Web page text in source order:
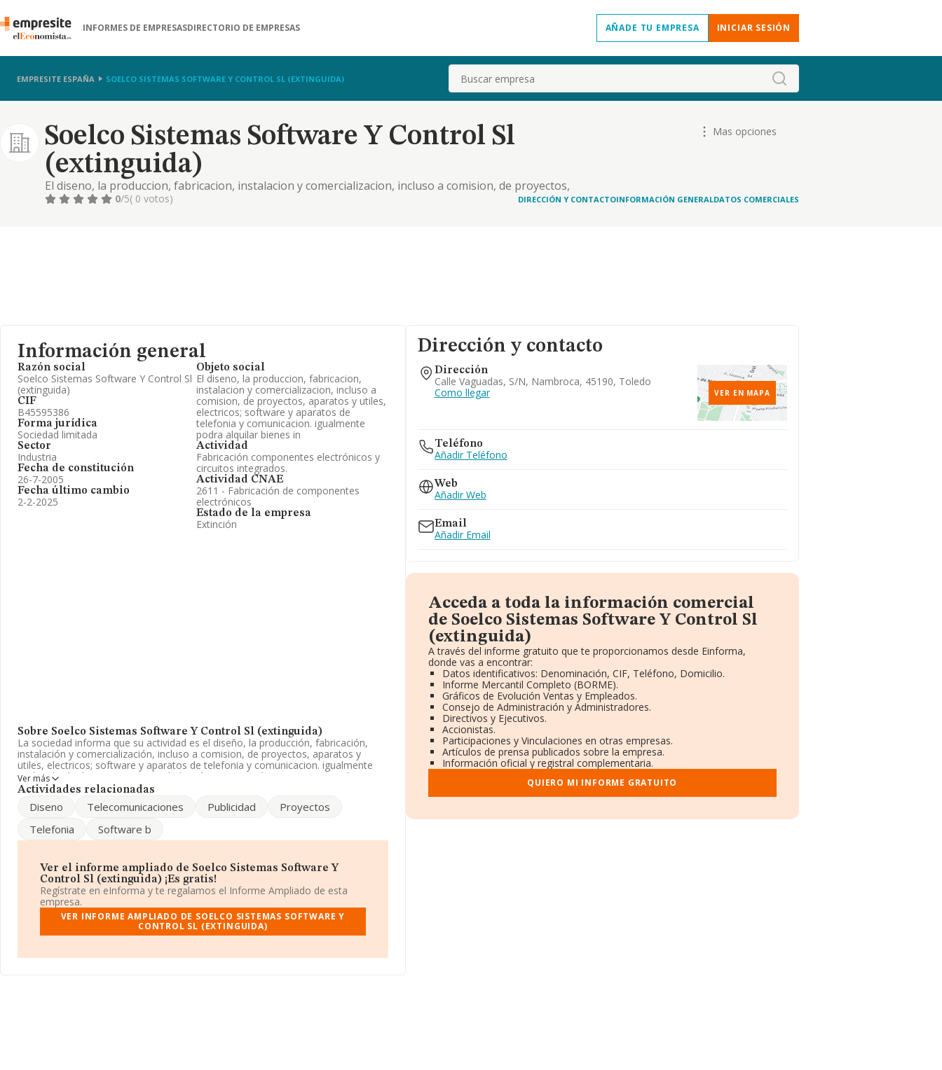
INFORMES DE EMPRESASDIRECTORIO DE EMPRESAS AÑADE TU EMPRESA INICIAR SESIÓN
EMPRESITE ESPAÑA SOELCO SISTEMAS SOFTWARE Y CONTROL SL (EXTINGUIDA) Buscar
Soelco Sistemas Software Y Control Sl
(extinguida)
El diseno, la produccion, fabricacion, instalacion y comercializacion, incluso a comision, de proyectos,
aparatos y utiles, electricos; software y aparatos de telefonia y comunicacion. igualmente podra
Mas opciones
0/5( 0 votos) DIRECCIÓN Y CONTACTOINFORMACIÓN GENERALDATOS COMERCIALES
Información general
Razón social
Soelco Sistemas Software Y Control Sl
(extinguida)
CIF
B45595386
Forma jurídica
Sociedad limitada
Sector
Industria
Fecha de constitución
26-7-2005
Fecha último cambio
2-2-2025
Objeto social
El diseno, la produccion, fabricacion,
instalacion y comercializacion, incluso a
comision, de proyectos, aparatos y utiles,
electricos; software y aparatos de
telefonia y comunicacion. igualmente
podra alquilar bienes in
Actividad
Fabricación componentes electrónicos y
circuitos integrados.
Actividad CNAE
2611 - Fabricación de componentes
electrónicos
Estado de la empresa
Extinción
Sobre Soelco Sistemas Software Y Control Sl (extinguida)
La sociedad informa que su actividad es el diseño, la producción, fabricación,
instalación y comercialización, incluso a comision, de proyectos, aparatos y
utiles, electricos; software y aparatos de telefonia y comunicacion. igualmente
podra alquilar bienes in. La sociedad está inscrita en el Registro Mercantil como
Sociedad Limitada. Clasifica su actividad CNAE como 'Fabricación de
mercados exteriores.
La sociedad españolaSoelco Sistemas Software y Control S.L (extinguida)
con número de identificación fiscal B45595386, está situada en Calle Vaguadas C.
En relación con el sector y disponiendo de los datos de hasta 1.019 empresas, a
nivel nacional la facturación asciende a 2.174 millones de euros y el promedio de
la facturación de ventas entre todas las compañías asciende a los 2 millones de
euros. Respecto a la información de la provincia (hablamos de Toledo), en la
base de datos INFORMA constan 11 empresas, con ventas de hasta 29 millones
de euros. Como información adicional de interés, la antigüedad alcanza los 19
Ver más
Actividades relacionadas
Diseno Telecomunicaciones Publicidad
Proyectos
Telefonia
Software b
Ver el informe ampliado de Soelco Sistemas Software Y
Control Sl (extinguida) ¡Es gratis!
Regístrate en eInforma y te regalamos el Informe Ampliado de esta
empresa.
VER INFORME AMPLIADO DE SOELCO SISTEMAS SOFTWARE Y
CONTROL SL (EXTINGUIDA)
Dirección y contacto
Dirección
Calle Vaguadas, S/n, Nambroca, 45190, Toledo
Como llegar
VER EN MAPA
Teléfono
Añadir Teléfono
Web
Añadir Web
Email
Añadir Email
Acceda a toda la información comercial
de Soelco Sistemas Software Y Control Sl
(extinguida)
A través del informe gratuito que te proporcionamos desde Einforma,
donde vas a encontrar:
Datos identificativos: Denominación, CIF, Teléfono, Domicilio.
Informe Mercantil Completo (BORME).
Gráficos de Evolución Ventas y Empleados.
Consejo de Administración y Administradores.
Directivos y Ejecutivos.
Accionistas.
Participaciones y Vinculaciones en otras empresas.
Artículos de prensa publicados sobre la empresa.
Información oficial y registral complementaria.
QUIERO MI INFORME GRATUITO